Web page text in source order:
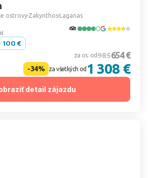
ostrovy Zakynthos Laganas
100 €
za os. od985654 €
-34% za všetkých od 1 308 €
detail zájazdu